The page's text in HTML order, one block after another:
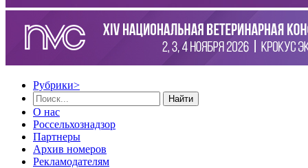
Рубрики>
Найти
О нас
Россельхознадзор
Партнеры
Архив номеров
Рекламодателям